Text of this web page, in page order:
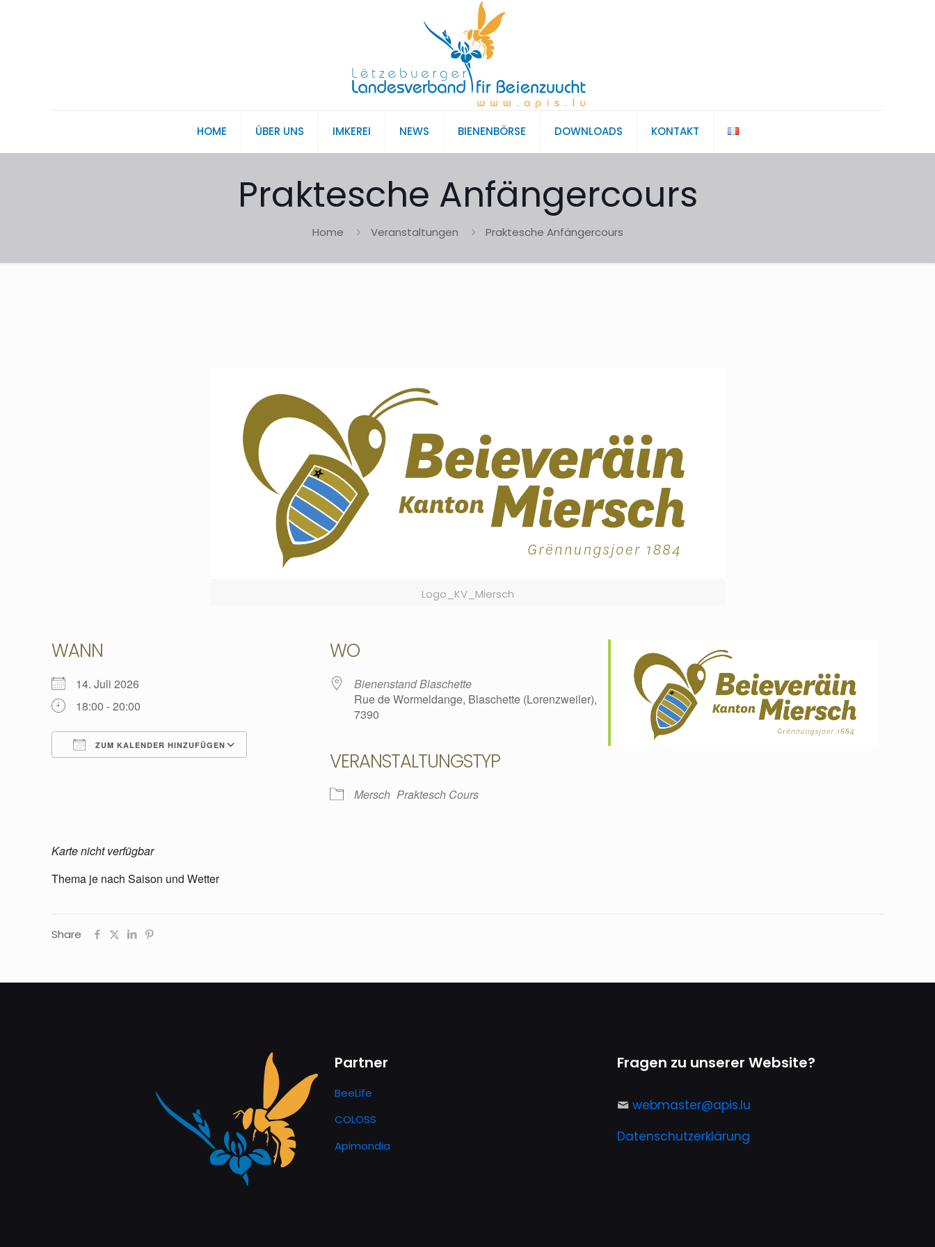
HOME ÜBER UNS IMKEREI NEWS BIENENBÖRSE DOWNLOADS KONTAKT
Praktesche Anfängercours
Home Veranstaltungen Praktesche Anfängercours
Logo_KV_Miersch
WANN
14. Juli 2026
18:00 - 20:00
ZUM KALENDER HINZUFÜGEN
Google Kalender iCalendar
WO
Bienenstand Blaschette
Rue de Wormeldange, Blaschette (Lorenzweiler),
7390
VERANSTALTUNGSTYP
Mersch Praktesch Cours
Karte nicht verfügbar
Thema je nach Saison und Wetter
Share
Partner
BeeLife
COLOSS
Apimondia
Fragen zu unserer Website?
webmaster@apis.lu
Datenschutzerklärung